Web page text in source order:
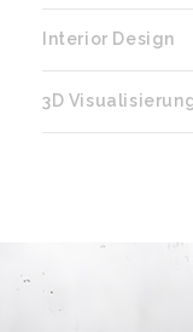
Interior Design
3D